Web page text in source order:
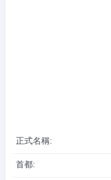
正式名稱:
首都: